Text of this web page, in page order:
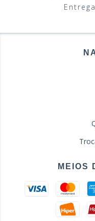
MEIOS